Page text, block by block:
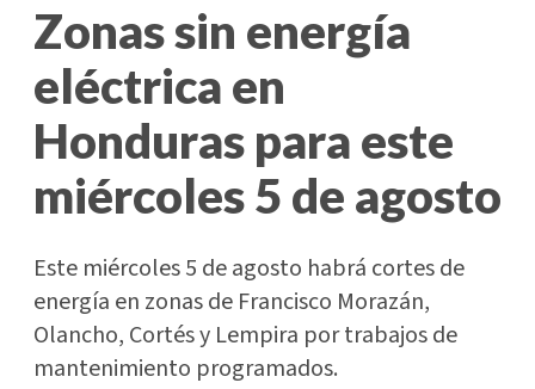
Zonas sin energía
eléctrica en
Honduras para este
miércoles 5 de agosto
Este miércoles 5 de agosto habrá cortes de
energía en zonas de Francisco Morazán,
Olancho, Cortés y Lempira por trabajos de
mantenimiento programados.